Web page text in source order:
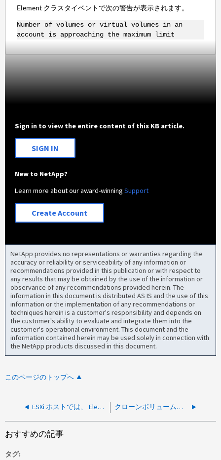
Element クラスタイベントで次の警告が表示されます。
Number of volumes or virtual volumes in an
account is approaching the maximum limit
Sign in to view the entire content of this KB article.
SIGN IN
New to NetApp?
Learn more about our award-winningSupport
Create Account
NetApp provides no representations or warranties regarding the
accuracy or reliability or serviceability of any information or
recommendations provided in this publication or with respect to
any results that may be obtained by the use of the information or
observance of any recommendations provided herein. The
information in this document is distributed AS IS and the use of this
information or the implementation of any recommendations or
techniques herein is a customer's responsibility and depends on
the customer's ability to evaluate and integrate them into the
customer's operational environment. This document and the
information contained herein may be used solely in connection with
the NetApp products discussed in this document.
このページのトップへ
ESXi ホストでは、 Element ボリュームをデータストアとしてマウントすることはできません クローンボリュームの作成中に EnableMaintenanceMode API が失敗します
おすすめの記事
タグ